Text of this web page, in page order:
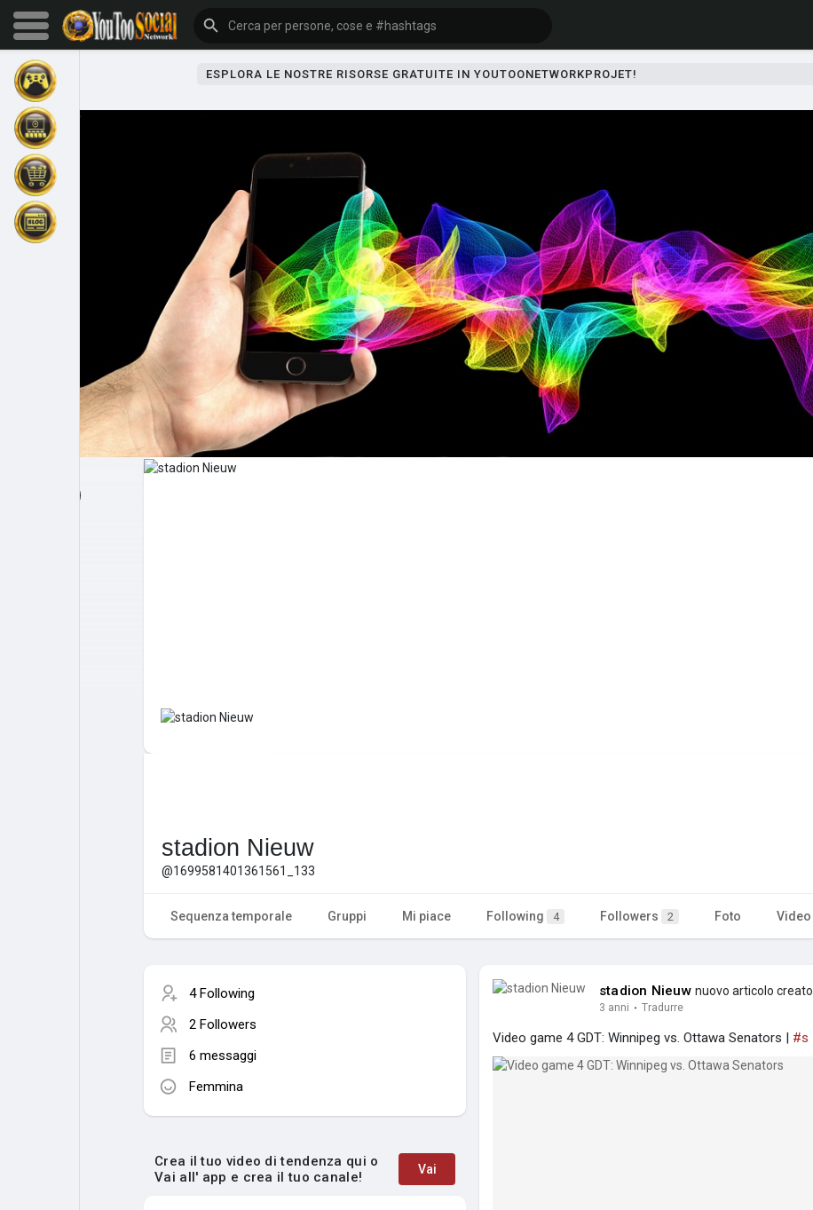
Sfoglia gli eventi
Esplorare
Post popolari Giochi
ESPLORA LE NOSTRE RISORSE GRATUITE IN YOUTOONETWORKPROJET!
stadion Nieuw
@1699581401361561_133
Sequenza temporale Gruppi Mi piace Following 4 Followers 2 Foto Video
4 Following
2 Followers
6 messaggi
Femmina
Crea il tuo video di tendenza qui o
Vai all' app e crea il tuo canale!
Vai
stadion Nieuw nuovo articolo creato
3 anni · Tradurre
Video game 4 GDT: Winnipeg vs. Ottawa Senators | #s